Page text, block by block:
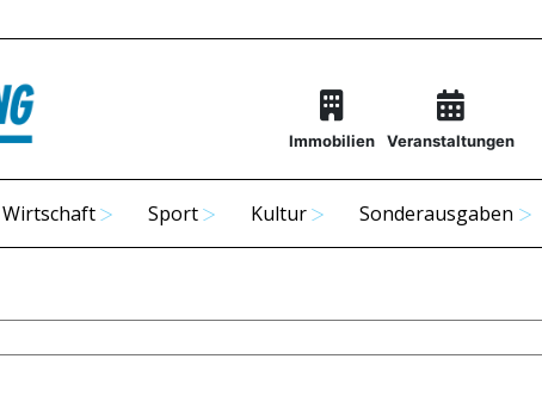
Immobilien Veranstaltungen
Wirtschaft Sport Kultur Sonderausgaben